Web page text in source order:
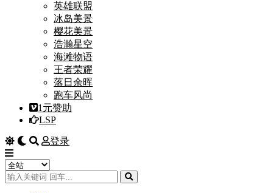
英雄联盟
冰岛美景
樱花美景
浩瀚星空
海滩物语
王者荣耀
落日余晖
跑车风尚
1元赞助
LSP
登录